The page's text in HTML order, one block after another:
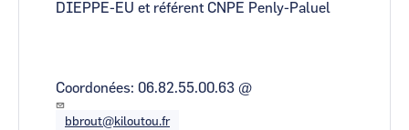
DIEPPE-EU et référent CNPE Penly-Paluel
Coordonées: 06.82.55.00.63 @
bbrout@kiloutou.fr